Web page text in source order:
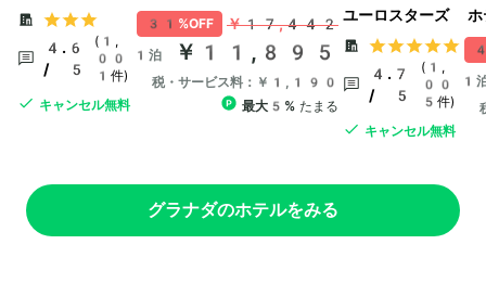
4.6
/ 5
(1,
00
1件)
キャンセル無料
31%OFF ￥17,442
1泊 ￥11,895
税・サービス料：￥1,190
最大5% たまる
ユーロスターズ
4.7
/ 5
(1,
00
5件)
キャンセル無料
1
グラナダのホテルをみる